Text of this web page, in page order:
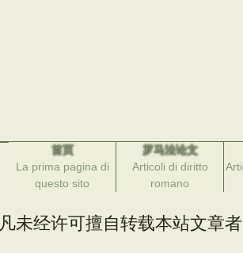
首页
La prima pagina di
questo sito
罗马法论文
Articoli di diritto
romano
凡未经许可擅自转载本站文章